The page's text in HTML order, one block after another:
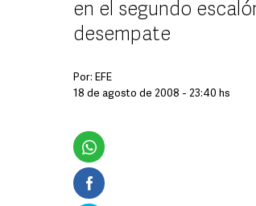
en el segundo
desempate
Por: EFE
18 de agosto de 2008 - 23:40 hs